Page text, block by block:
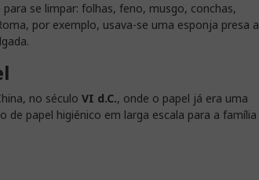
se limpar: folhas, feno, musgo, conchas,
por exemplo, usava-se uma esponja presa a
no século VI d.C., onde o papel já era uma
de papel higiénico em larga escala para a família